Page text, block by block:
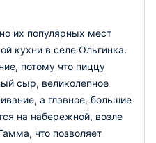
их популярных мест
кухни в селе Ольгинка.
потому что пиццу
сыр, великолепное
а главное, большие
на набережной, возле
что позволяет